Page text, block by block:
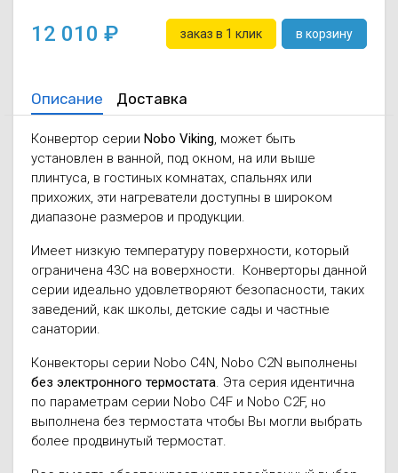
12 010 заказ в 1 клик в корзину
Описание Доставка
Конвертор серии Nobo Viking, может быть
установлен в ванной, под окном, на или выше
плинтуса, в гостиных комнатах, спальнях или
прихожих, эти нагреватели доступны в широком
диапазоне размеров и продукции.
Имеет низкую температуру поверхности, который
ограничена 43C на воверхности. Конверторы данной
серии идеально удовлетворяют безопасности, таких
заведений, как школы, детские сады и частные
санатории.
Конвекторы серии Nobo C4N, Nobo C2N выполнены
без электронного термостата. Эта серия идентична
по параметрам серии Nobo C4F и Nobo C2F, но
выполнена без термостата чтобы Вы могли выбрать
более продвинутый термостат.